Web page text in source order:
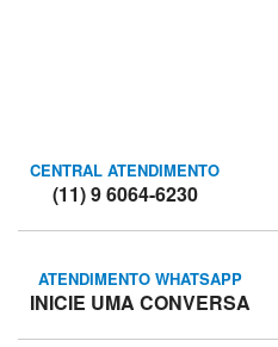
Religião|
Venda
Saúde
Fitness
Estética
CENTRAL ATENDIMENTO
(11) 9 6064-6230
ATENDIMENTO WHATSAPP
INICIE UMA CONVERSA